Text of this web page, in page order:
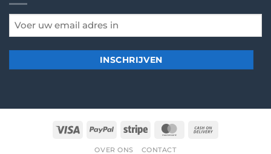
email
*
Visa PayPal Stripe MasterCard
OVER ONS CONTACT